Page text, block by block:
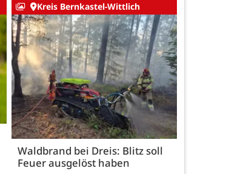
Kreis Bernkastel-Wittlich
Waldbrand bei Dreis: Blitz soll
Feuer ausgelöst haben